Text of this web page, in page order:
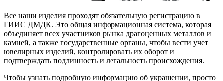
Все наши изделия проходят обязательную регистрацию в
ГИИС ДМДК. Это общая информационная система, которая
объединяет всех участников рынка драгоценных металлов и
камней, а также государственные органы, чтобы вести учет
ювелирных изделий, контролировать их оборот и
подтверждать подлинность и легальность происхождения.
Чтобы узнать подробную информацию об украшении, просто